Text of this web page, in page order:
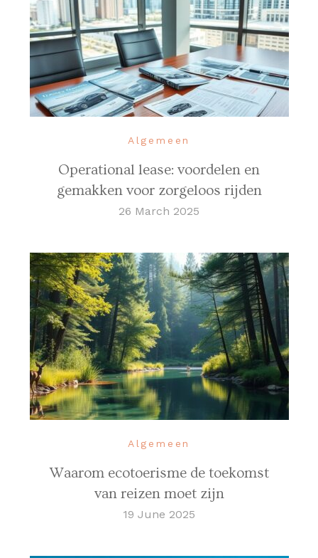
Algemeen
Operational lease: voordelen en
gemakken voor zorgeloos rijden
26 March 2025
Algemeen
Waarom ecotoerisme de toekomst
van reizen moet zijn
19 June 2025